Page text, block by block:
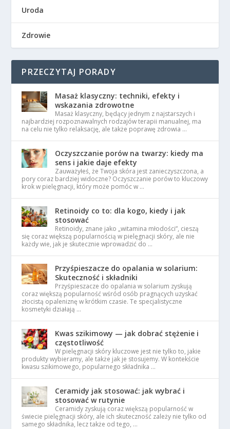
Uroda
Zdrowie
PRZECZYTAJ PORADY
Masaż klasyczny: techniki, efekty i
wskazania zdrowotne
Masaż klasyczny, będący jednym z najstarszych i
najbardziej rozpoznawalnych rodzajów terapii manualnej, ma
na celu nie tylko relaksację, ale także poprawę zdrowia …
Oczyszczanie porów na twarzy: kiedy ma
sens i jakie daje efekty
Zauważyłeś, że Twoja skóra jest zanieczyszczona, a
pory coraz bardziej widoczne? Oczyszczanie porów to kluczowy
krok w pielęgnacji, który może pomóc w …
Retinoidy co to: dla kogo, kiedy i jak
stosować
Retinoidy, znane jako „witamina młodości”, cieszą
się coraz większą popularnością w pielęgnacji skóry, ale nie
każdy wie, jak je skutecznie wprowadzić do …
Przyśpieszacze do opalania w solarium:
Skuteczność i składniki
Przyśpieszacze do opalania w solarium zyskują
coraz większą popularność wśród osób pragnących uzyskać
złocistą opaleniznę w krótkim czasie. Te specjalistyczne
kosmetyki działają …
Kwas szikimowy — jak dobrać stężenie i
częstotliwość
W pielęgnacji skóry kluczowe jest nie tylko to, jakie
produkty wybieramy, ale także jak je stosujemy. W kontekście
kwasu szikimowego, popularnego składnika …
Ceramidy jak stosować: jak wybrać i
stosować w rutynie
Ceramidy zyskują coraz większą popularność w
świecie pielęgnacji skóry, ale ich skuteczność zależy nie tylko od
samego składnika, lecz także od tego, …